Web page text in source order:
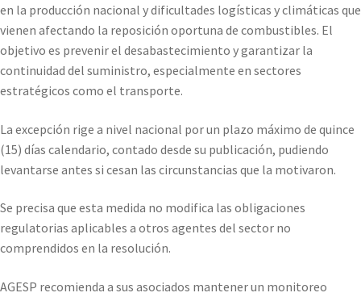
en la producción nacional y dificultades logísticas y climáticas que
vienen afectando la reposición oportuna de combustibles. El
objetivo es prevenir el desabastecimiento y garantizar la
continuidad del suministro, especialmente en sectores
estratégicos como el transporte.
La excepción rige a nivel nacional por un plazo máximo de quince
(15) días calendario, contado desde su publicación, pudiendo
levantarse antes si cesan las circunstancias que la motivaron.
Se precisa que esta medida no modifica las obligaciones
regulatorias aplicables a otros agentes del sector no
comprendidos en la resolución.
AGESP recomienda a sus asociados mantener un monitoreo